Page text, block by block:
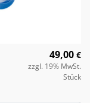
49,00 €
zzgl. 19% MwSt.
Stück